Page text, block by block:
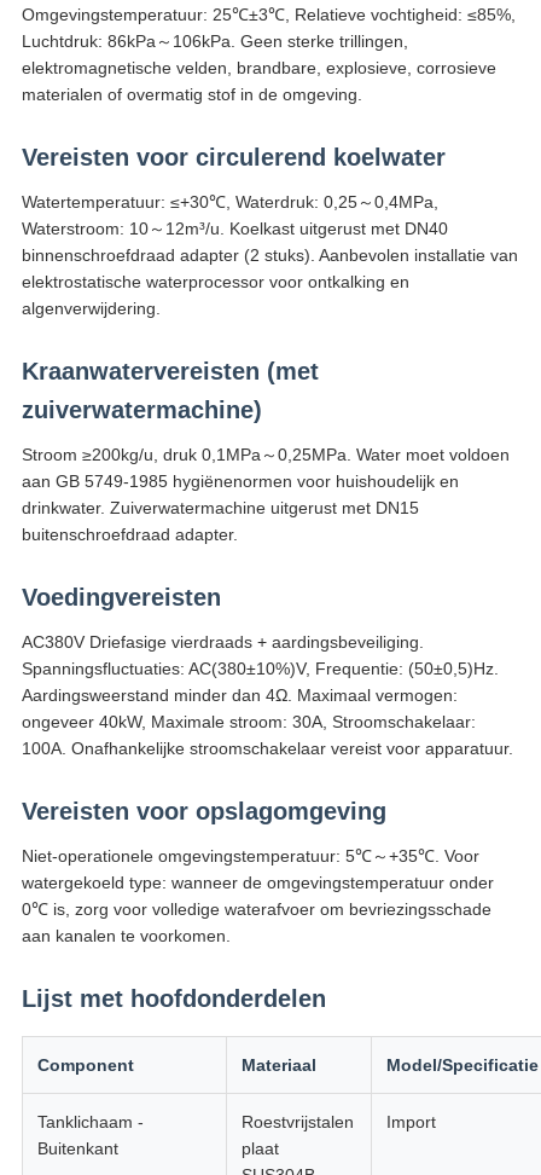
Omgevingstemperatuur: 25℃±3℃, Relatieve vochtigheid: ≤85%,
Luchtdruk: 86kPa～106kPa. Geen sterke trillingen,
elektromagnetische velden, brandbare, explosieve, corrosieve
materialen of overmatig stof in de omgeving.
Vereisten voor circulerend koelwater
Watertemperatuur: ≤+30℃, Waterdruk: 0,25～0,4MPa,
Waterstroom: 10～12m³/u. Koelkast uitgerust met DN40
binnenschroefdraad adapter (2 stuks). Aanbevolen installatie van
elektrostatische waterprocessor voor ontkalking en
algenverwijdering.
Kraanwatervereisten (met
zuiverwatermachine)
Stroom ≥200kg/u, druk 0,1MPa～0,25MPa. Water moet voldoen
aan GB 5749-1985 hygiënenormen voor huishoudelijk en
drinkwater. Zuiverwatermachine uitgerust met DN15
buitenschroefdraad adapter.
Voedingvereisten
AC380V Driefasige vierdraads + aardingsbeveiliging.
Spanningsfluctuaties: AC(380±10%)V, Frequentie: (50±0,5)Hz.
Aardingsweerstand minder dan 4Ω. Maximaal vermogen:
ongeveer 40kW, Maximale stroom: 30A, Stroomschakelaar:
100A. Onafhankelijke stroomschakelaar vereist voor apparatuur.
Vereisten voor opslagomgeving
Niet-operationele omgevingstemperatuur: 5℃～+35℃. Voor
watergekoeld type: wanneer de omgevingstemperatuur onder
0℃ is, zorg voor volledige waterafvoer om bevriezingsschade
aan kanalen te voorkomen.
Lijst met hoofdonderdelen
Component Materiaal Model/Specificatie
Tanklichaam -
Buitenkant
Roestvrijstalen
plaat
Import